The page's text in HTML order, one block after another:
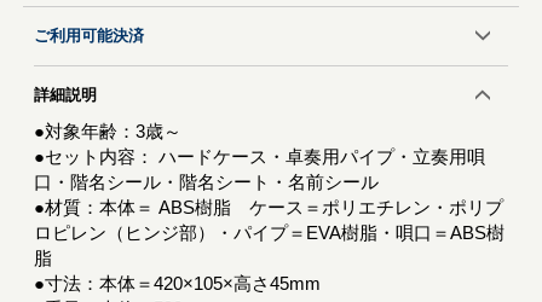
ご利用可能決済
詳細説明
●対象年齢：3歳～
●セット内容： ハードケース・卓奏用パイプ・立奏用唄
口・階名シール・階名シート・名前シール
●材質：本体＝ ABS樹脂 ケース＝ポリエチレン・ポリプ
ロピレン（ヒンジ部）・パイプ＝EVA樹脂・唄口＝ABS樹
脂
●寸法：本体＝420×105×高さ45mm